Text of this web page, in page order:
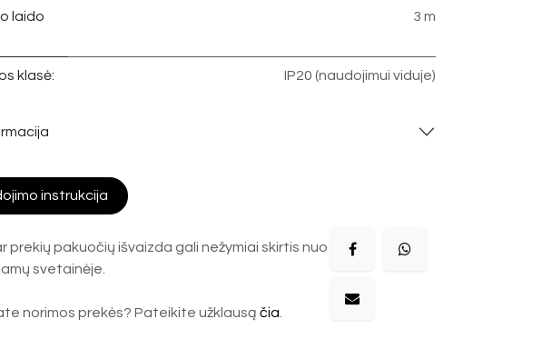
laido
3 m
klasė: IP20 (naudojimui viduje)
instrukcija
prekių pakuočių išvaizda gali nežymiai skirtis nuo
svetainėje.
norimos prekės? Pateikite užklausą čia